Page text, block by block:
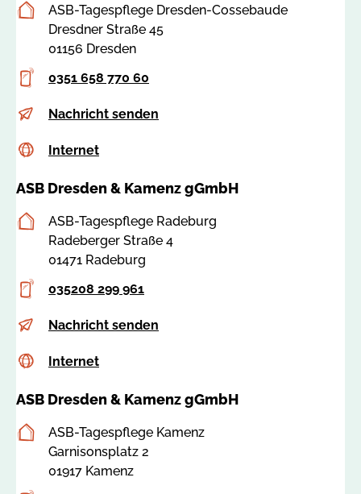
d
o
r
f
a
b
d
e
s
d
e
-
a
e
n
z
:
7
8
5
0
Postanschrift
ASB-Tagespflege Dresden-Cossebaude
Dresdner Straße 45
01156 Dresden
Telefon
0351 658 770 60
t
-
o
s
e
b
a
d
@
s
-
d
r
Nachricht senden
Internet
c
s
:
7
8
5
1
Internet
ASB Dresden & Kamenz gGmbH
Postanschrift
ASB-Tagespflege Radeburg
Radeberger Straße 4
01471 Radeburg
Telefon
035208 299 961
t
-
a
e
b
u
Nachricht senden
Internet
c
s
:
7
8
Internet
ASB Dresden & Kamenz gGmbH
Postanschrift
ASB-Tagespflege Kamenz
Garnisonsplatz 2
01917 Kamenz